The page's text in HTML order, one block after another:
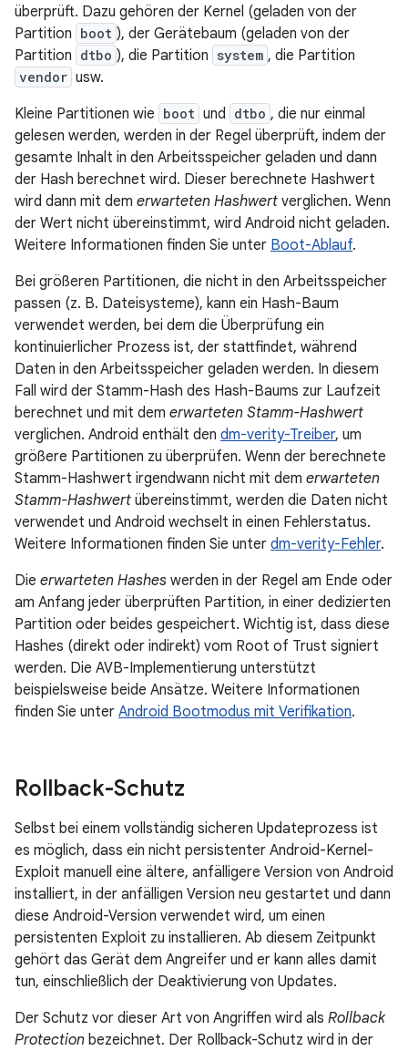
überprüft. Dazu gehören der Kernel (geladen von der
Partition boot ), der Gerätebaum (geladen von der
Partition dtbo ), die Partition system , die Partition
vendor usw.
Kleine Partitionen wie boot und dtbo , die nur einmal
gelesen werden, werden in der Regel überprüft, indem der
gesamte Inhalt in den Arbeitsspeicher geladen und dann
der Hash berechnet wird. Dieser berechnete Hashwert
wird dann mit dem erwarteten Hashwert verglichen. Wenn
der Wert nicht übereinstimmt, wird Android nicht geladen.
Weitere Informationen finden Sie unter Boot-Ablauf.
Bei größeren Partitionen, die nicht in den Arbeitsspeicher
passen (z. B. Dateisysteme), kann ein Hash-Baum
verwendet werden, bei dem die Überprüfung ein
kontinuierlicher Prozess ist, der stattfindet, während
Daten in den Arbeitsspeicher geladen werden. In diesem
Fall wird der Stamm-Hash des Hash-Baums zur Laufzeit
berechnet und mit dem erwarteten Stamm-Hashwert
verglichen. Android enthält den dm-verity-Treiber, um
größere Partitionen zu überprüfen. Wenn der berechnete
Stamm-Hashwert irgendwann nicht mit dem erwarteten
Stamm-Hashwert übereinstimmt, werden die Daten nicht
verwendet und Android wechselt in einen Fehlerstatus.
Weitere Informationen finden Sie unter dm-verity-Fehler.
Die erwarteten Hashes werden in der Regel am Ende oder
am Anfang jeder überprüften Partition, in einer dedizierten
Partition oder beides gespeichert. Wichtig ist, dass diese
Hashes (direkt oder indirekt) vom Root of Trust signiert
werden. Die AVB-Implementierung unterstützt
beispielsweise beide Ansätze. Weitere Informationen
finden Sie unter Android Bootmodus mit Verifikation.
Rollback-Schutz
Selbst bei einem vollständig sicheren Updateprozess ist
es möglich, dass ein nicht persistenter Android-Kernel-
Exploit manuell eine ältere, anfälligere Version von Android
installiert, in der anfälligen Version neu gestartet und dann
diese Android-Version verwendet wird, um einen
persistenten Exploit zu installieren. Ab diesem Zeitpunkt
gehört das Gerät dem Angreifer und er kann alles damit
tun, einschließlich der Deaktivierung von Updates.
Der Schutz vor dieser Art von Angriffen wird als Rollback
Protection bezeichnet. Der Rollback-Schutz wird in der